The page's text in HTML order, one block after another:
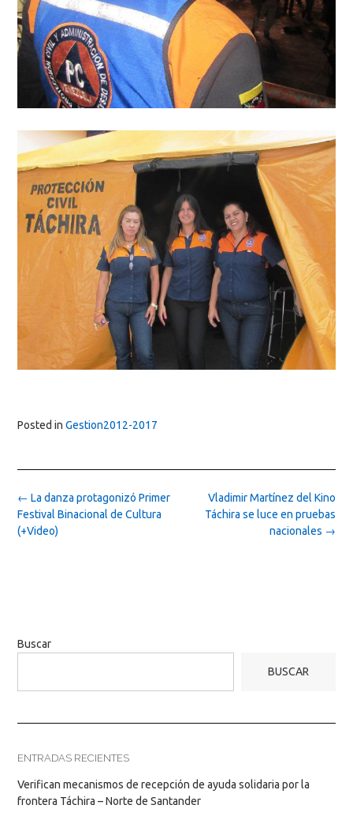
Posted in Gestion2012-2017
Post
navigation
Vladimir Martínez del Kino
Táchira se luce en pruebas
nacionales →
← La danza protagonizó Primer
Festival Binacional de Cultura
(+Video)
Buscar
BUSCAR
ENTRADAS RECIENTES
Verifican mecanismos de recepción de ayuda solidaria por la
frontera Táchira – Norte de Santander